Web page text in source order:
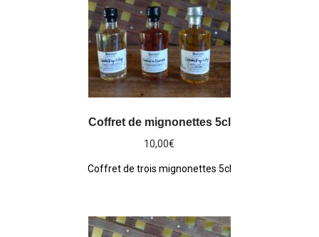
Coffret de mignonettes 5cl
10,00€
Coffret de trois mignonettes 5cl